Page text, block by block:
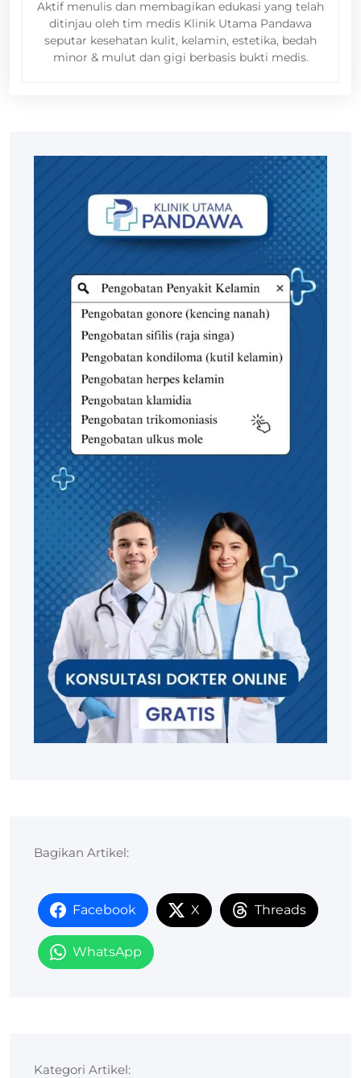
Aktif menulis dan membagikan edukasi yang telah
ditinjau oleh tim medis Klinik Utama Pandawa
seputar kesehatan kulit, kelamin, estetika, bedah
minor & mulut dan gigi berbasis bukti medis.
Bagikan Artikel:
Facebook X Threads
WhatsApp
Kategori Artikel: